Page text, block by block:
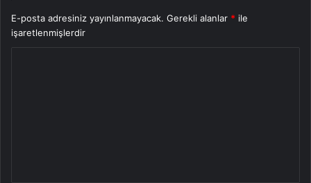
E-posta adresiniz yayınlanmayacak. Gerekli alanlar * ile
işaretlenmişlerdir